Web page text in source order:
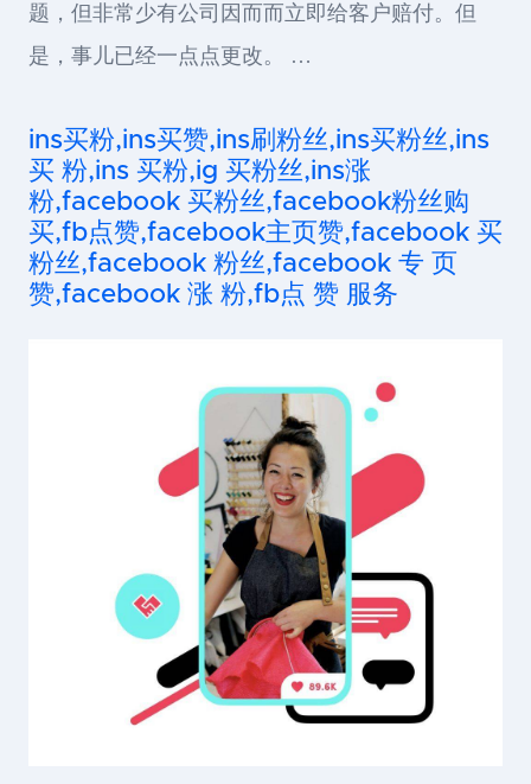
题，但非常少有公司因而而立即给客户赔付。但
是，事儿已经一点点更改。 …
ins买粉,ins买赞,ins刷粉丝,ins买粉丝,ins
买 粉,ins 买粉,ig 买粉丝,ins涨
粉,facebook 买粉丝,facebook粉丝购
买,fb点赞,facebook主页赞,facebook 买
粉丝,facebook 粉丝,facebook 专 页
赞,facebook 涨 粉,fb点 赞 服务